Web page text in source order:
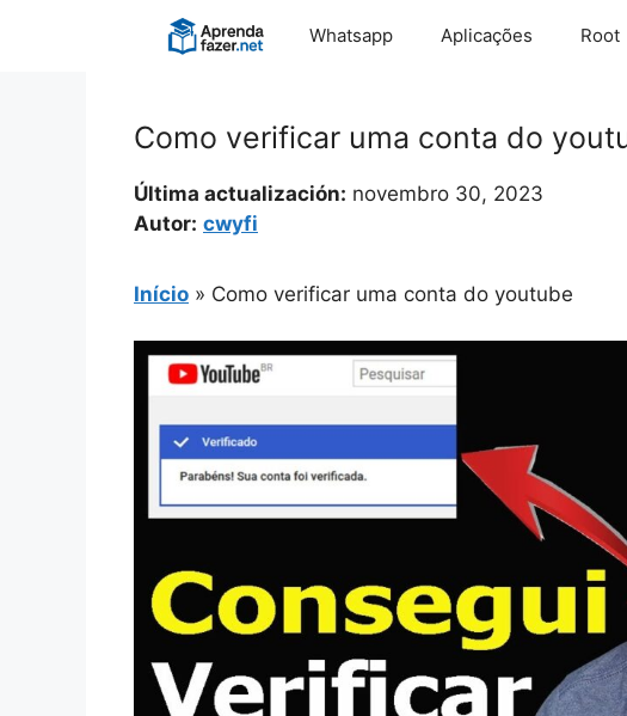
Whatsapp Aplicações Root
Como verificar uma conta do
Última actualización: novembro 30, 2023
Autor: cwyfi
Início » Como verificar uma conta do youtube